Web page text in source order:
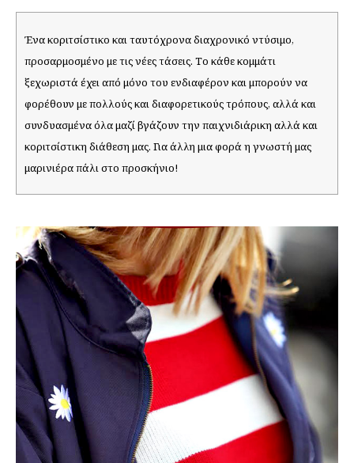
Ένα κοριτσίστικο και ταυτόχρονα διαχρονικό ντύσιμο,
προσαρμοσμένο με τις νέες τάσεις. Το κάθε κομμάτι
ξεχωριστά έχει από μόνο του ενδιαφέρον και μπορούν να
φορέθουν με πολλούς και διαφορετικούς τρόπους, αλλά και
συνδυασμένα όλα μαζί βγάζουν την παιχνιδιάρικη αλλά και
κοριτσίστικη διάθεση μας. Για άλλη μια φορά η γνωστή μας
μαρινιέρα πάλι στο προσκήνιο!